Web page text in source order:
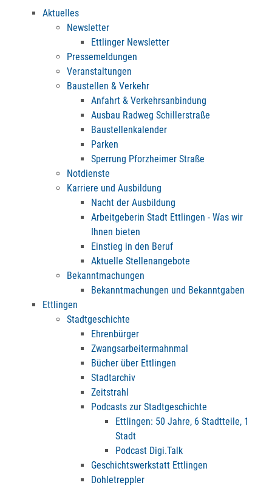
Aktuelles
Newsletter
Ettlinger Newsletter
Pressemeldungen
Veranstaltungen
Baustellen & Verkehr
Anfahrt & Verkehrsanbindung
Ausbau Radweg Schillerstraße
Baustellenkalender
Parken
Sperrung Pforzheimer Straße
Notdienste
Karriere und Ausbildung
Nacht der Ausbildung
Arbeitgeberin Stadt Ettlingen - Was wir
Ihnen bieten
Einstieg in den Beruf
Aktuelle Stellenangebote
Bekanntmachungen
Bekanntmachungen und Bekanntgaben
Ettlingen
Stadtgeschichte
Ehrenbürger
Zwangsarbeitermahnmal
Bücher über Ettlingen
Stadtarchiv
Zeitstrahl
Podcasts zur Stadtgeschichte
Ettlingen: 50 Jahre, 6 Stadtteile, 1
Stadt
Podcast Digi.Talk
Geschichtswerkstatt Ettlingen
Dohletreppler